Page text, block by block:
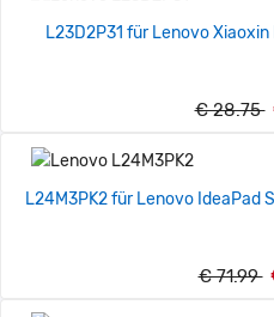
L23D2P31 für Lenovo
€ 28.75
L24M3PK2 für Lenovo IdeaPad
€ 71.99